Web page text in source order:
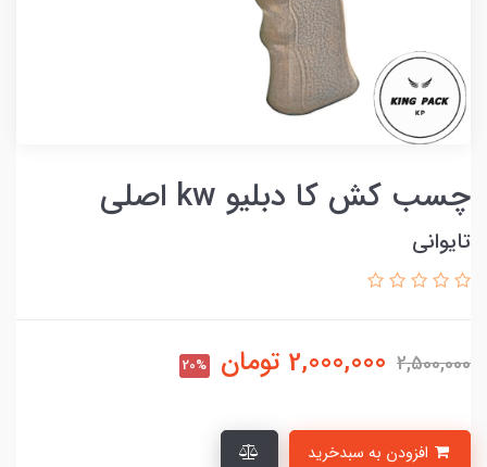
چسب کش کا دبلیو kw اصلی
تایوانی
2,500,000
2,000,000 تومان 20%